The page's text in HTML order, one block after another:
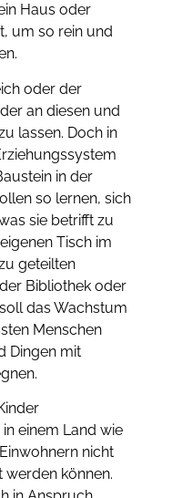
Haus oder
um so rein und
oder der
an diesen und
lassen. Doch in
in der
so lernen, sich
sie betrifft zu
Tisch im
geteilten
Bibliothek oder
das Wachstum
Menschen
Dingen mit
einem Land wie
nicht
können.